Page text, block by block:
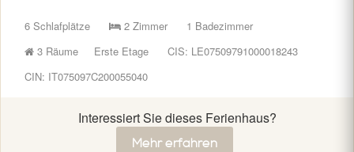
6 Schlafplätze 2 Zimmer
1 Badezimmer
3 Räume
Erste Etage
CIS: LE07509791000018243
CIN: IT075097C200055040
Interessiert Sie dieses Ferienhaus?
Mehr erfahren